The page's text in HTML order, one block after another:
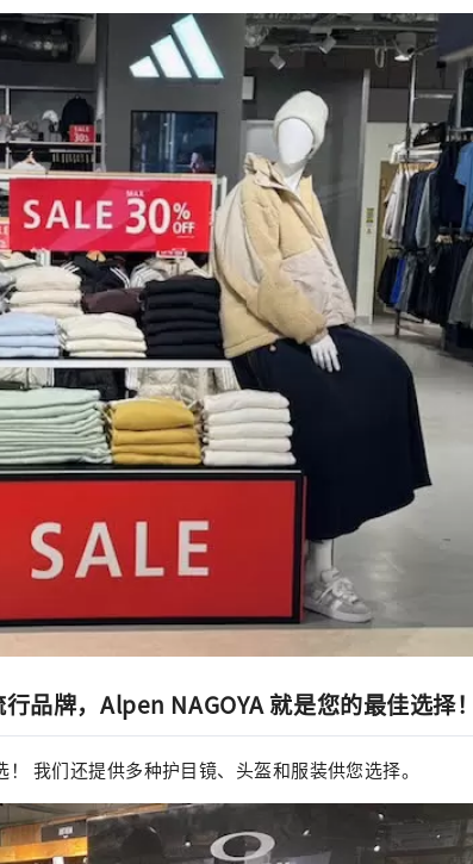
品牌，Alpen NAGOYA 就是您的最佳选择！
我们还提供多种护目镜、头盔和服装供您选择。